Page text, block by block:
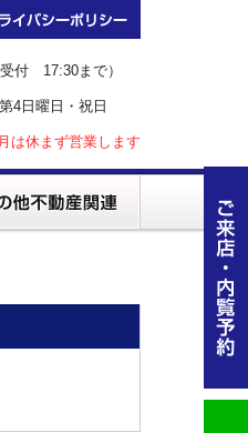
付 17:30まで）
4日曜日・祝日
は休まず営業します